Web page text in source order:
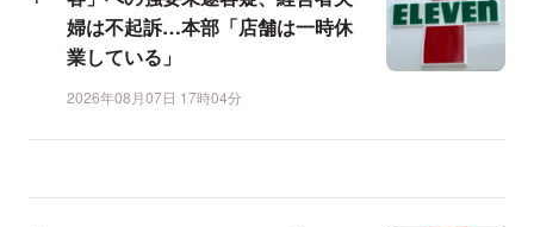
婦は不起訴…本部「店舗は一時休
業している」
2026年08月07日 17時04分